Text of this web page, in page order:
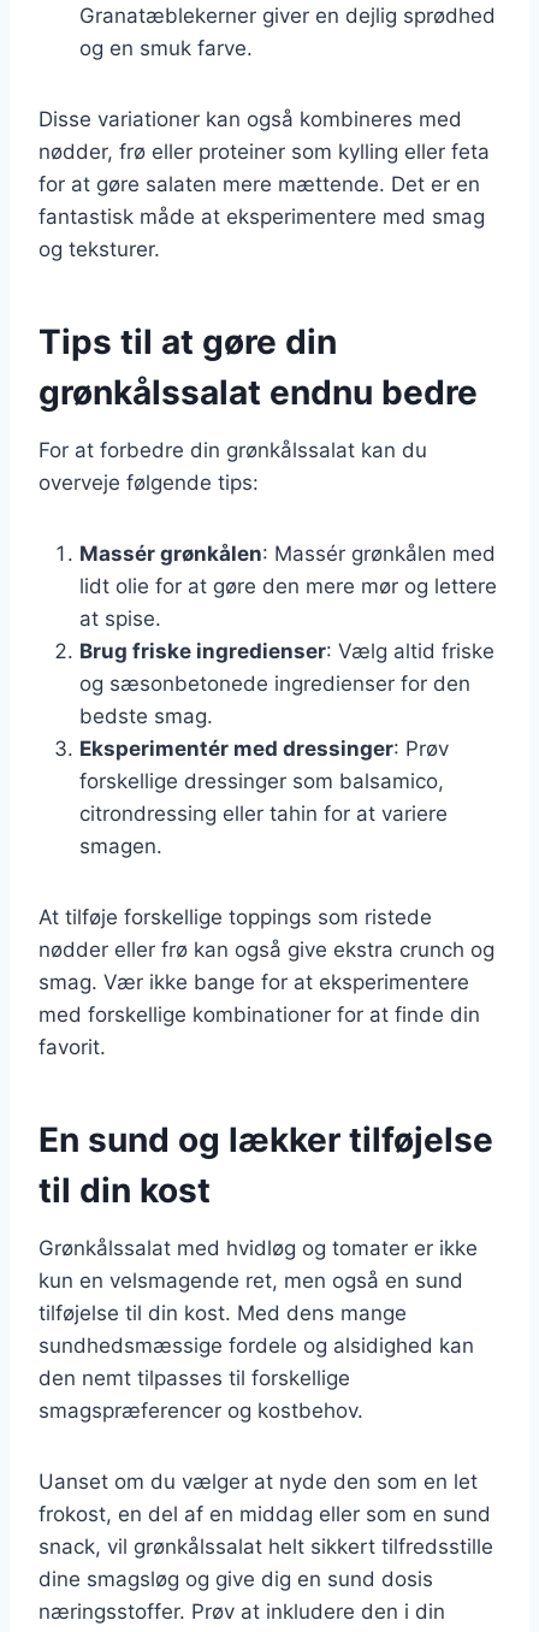
Granatæblekerner giver en dejlig sprødhed
og en smuk farve.
Disse variationer kan også kombineres med
nødder, frø eller proteiner som kylling eller feta
for at gøre salaten mere mættende. Det er en
fantastisk måde at eksperimentere med smag
og teksturer.
Tips til at gøre din
grønkålssalat endnu bedre
For at forbedre din grønkålssalat kan du
overveje følgende tips:
Massér grønkålen: Massér grønkålen med
lidt olie for at gøre den mere mør og lettere
at spise.
Brug friske ingredienser: Vælg altid friske
og sæsonbetonede ingredienser for den
bedste smag.
Eksperimentér med dressinger: Prøv
forskellige dressinger som balsamico,
citrondressing eller tahin for at variere
smagen.
At tilføje forskellige toppings som ristede
nødder eller frø kan også give ekstra crunch og
smag. Vær ikke bange for at eksperimentere
med forskellige kombinationer for at finde din
favorit.
En sund og lækker tilføjelse
til din kost
Grønkålssalat med hvidløg og tomater er ikke
kun en velsmagende ret, men også en sund
tilføjelse til din kost. Med dens mange
sundhedsmæssige fordele og alsidighed kan
den nemt tilpasses til forskellige
smagspræferencer og kostbehov.
Uanset om du vælger at nyde den som en let
frokost, en del af en middag eller som en sund
snack, vil grønkålssalat helt sikkert tilfredsstille
dine smagsløg og give dig en sund dosis
næringsstoffer. Prøv at inkludere den i din